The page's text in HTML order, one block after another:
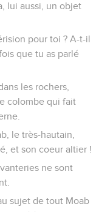
lui aussi, un objet
pour toi ? A-t-il
que tu as parlé
les rochers,
colombe qui fait
le très-hautain,
et son coeur altier !
ne sont
sujet de tout Moab